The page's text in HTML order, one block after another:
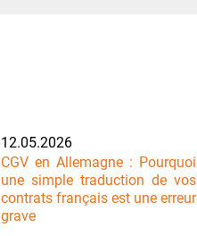
12.05.2026
CGV en Allemagne : Pourquoi
une simple traduction de vos
contrats français est une erreur
grave